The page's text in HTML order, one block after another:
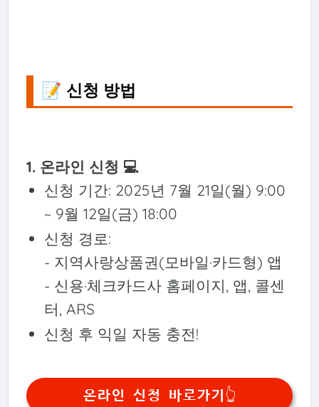
📝 신청 방법
1. 온라인 신청 💻
신청 기간: 2025년 7월 21일(월) 9:00
~ 9월 12일(금) 18:00
신청 경로:
- 지역사랑상품권(모바일·카드형) 앱
- 신용·체크카드사 홈페이지, 앱, 콜센
터, ARS
신청 후 익일 자동 충전!
온라인 신청 바로가기👆️